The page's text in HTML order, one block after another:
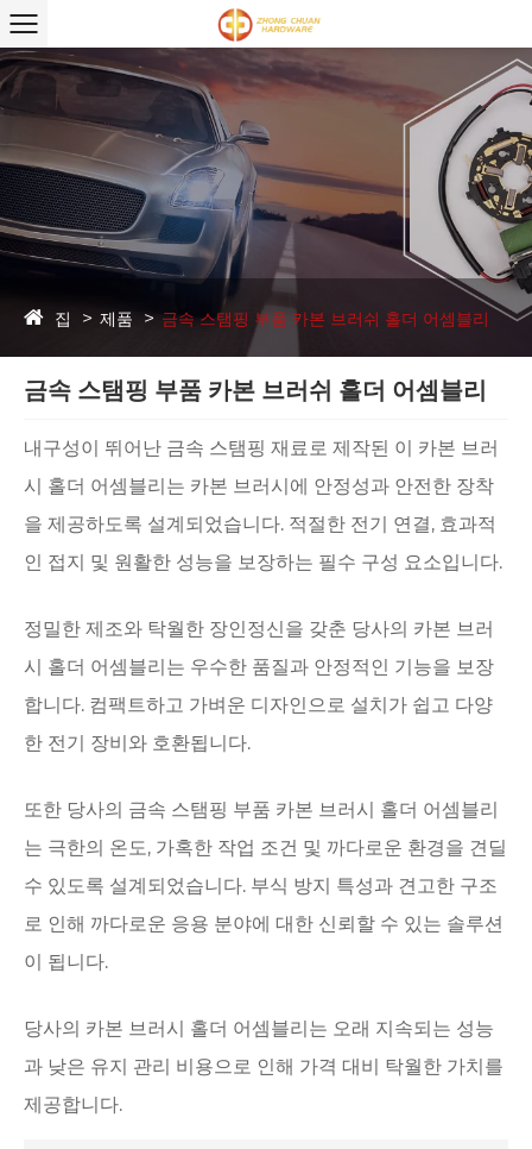
집 제품 금속 스탬핑 부품 ​​카본 브러쉬 홀더 어셈블리
금속 스탬핑 부품 ​​카본 브러쉬 홀더 어셈블리
내구성이 뛰어난 금속 스탬핑 재료로 제작된 이 카본 브러
시 홀더 어셈블리는 카본 브러시에 안정성과 안전한 장착
을 제공하도록 설계되었습니다. 적절한 전기 연결, 효과적
인 접지 및 원활한 성능을 보장하는 필수 구성 요소입니다.
정밀한 제조와 탁월한 장인정신을 갖춘 당사의 카본 브러
시 홀더 어셈블리는 우수한 품질과 안정적인 기능을 보장
합니다. 컴팩트하고 가벼운 디자인으로 설치가 쉽고 다양
한 전기 장비와 호환됩니다.
또한 당사의 금속 스탬핑 부품 ​​카본 브러시 홀더 어셈블리
는 극한의 온도, 가혹한 작업 조건 및 까다로운 환경을 견딜
수 있도록 설계되었습니다. 부식 방지 특성과 견고한 구조
로 인해 까다로운 응용 분야에 대한 신뢰할 수 있는 솔루션
이 됩니다.
당사의 카본 브러시 홀더 어셈블리는 오래 지속되는 성능
과 낮은 유지 관리 비용으로 인해 가격 대비 탁월한 가치를
제공합니다.